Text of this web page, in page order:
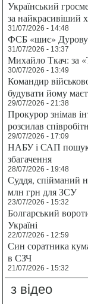
Український
за найкрасивіший
31/07/2026 - 14:48
ФСБ «шиє» Дурову
31/07/2026 - 13:37
Михайло Ткач: за
30/07/2026 - 13:49
Командир
будувати йому
29/07/2026 - 21:38
Прокурор знімав
розсилав
29/07/2026 - 17:09
НАБУ і САП
збагачення
28/07/2026 - 19:48
Суддя, спійманий
млн грн для ЗСУ
23/07/2026 - 15:32
Болгарський
Україні
22/07/2026 - 12:59
Син соратника
в СЗЧ
21/07/2026 - 15:32
з відео